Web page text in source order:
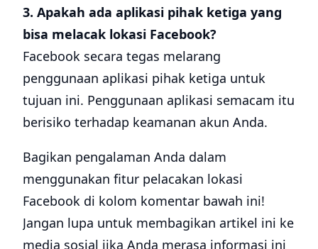
3. Apakah ada aplikasi pihak ketiga yang
bisa melacak lokasi Facebook?
Facebook secara tegas melarang
penggunaan aplikasi pihak ketiga untuk
tujuan ini. Penggunaan aplikasi semacam itu
berisiko terhadap keamanan akun Anda.
Bagikan pengalaman Anda dalam
menggunakan fitur pelacakan lokasi
Facebook di kolom komentar bawah ini!
Jangan lupa untuk membagikan artikel ini ke
media sosial jika Anda merasa informasi ini